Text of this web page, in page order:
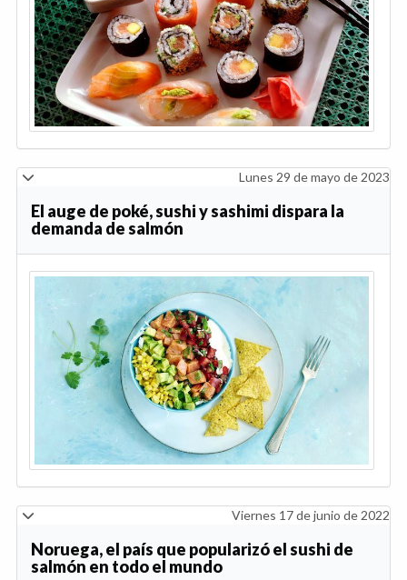
Lunes 29 de mayo de 2023
El auge de poké, sushi y sashimi dispara la
demanda de salmón
Viernes 17 de junio de 2022
Noruega, el país que popularizó el sushi de
salmón en todo el mundo